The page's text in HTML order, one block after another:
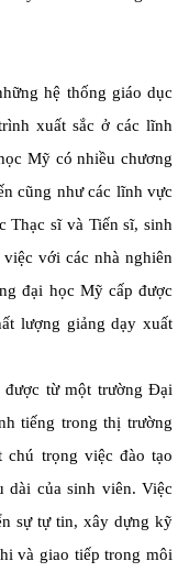
hệ thống giáo dục
xuất sắc ở các lĩnh
Mỹ có nhiều chương
cũng như các lĩnh vực
Thạc sĩ và Tiến sĩ, sinh
với các nhà nghiên
đại học Mỹ cấp được
lượng giảng dạy xuất
được từ một trường Đại
tiếng trong thị trường
trọng việc đào tạo
dài của sinh viên. Việc
sự tự tin, xây dựng kỹ
và giao tiếp trong môi